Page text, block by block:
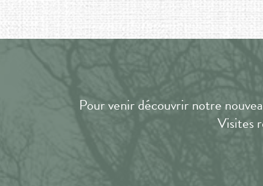
Pour venir découvrir notre
Visites